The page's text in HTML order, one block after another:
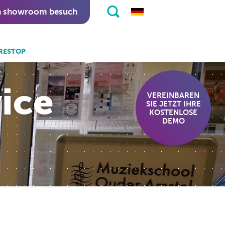
showroom besuch
software.
software.
VEREINBAREN
SIE JETZT IHRE
KOSTENLOSE
DEMO